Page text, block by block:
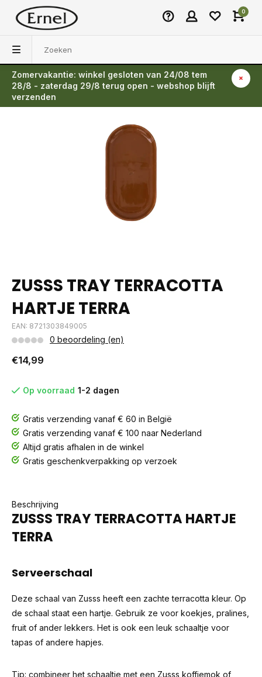
0
Zomervakantie: winkel gesloten van 24/08 tem
28/8 - zaterdag 29/8 terug open - webshop blijft
verzenden
Terug
ZUSSS TRAY TERRACOTTA
HARTJE TERRA
EAN: 8721303849005
0 beoordeling (en)
€14,99
Op voorraad 1-2 dagen
Gratis verzending vanaf € 60 in België
Gratis verzending vanaf € 100 naar Nederland
Altijd gratis afhalen in de winkel
Gratis geschenkverpakking op verzoek
Beschrijving
ZUSSS TRAY TERRACOTTA HARTJE
TERRA
Serveerschaal
Deze schaal van Zusss heeft een zachte terracotta kleur. Op
de schaal staat een hartje. Gebruik ze voor koekjes, pralines,
fruit of ander lekkers. Het is ook een leuk schaaltje voor
tapas of andere hapjes.
Tip: combineer het schaaltje met een Zusss koffiemok of